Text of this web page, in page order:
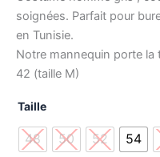
soignées. Parfait pour
en Tunisie.
Notre mannequin porte la
42 (taille M)
Taille
48 50 52 54